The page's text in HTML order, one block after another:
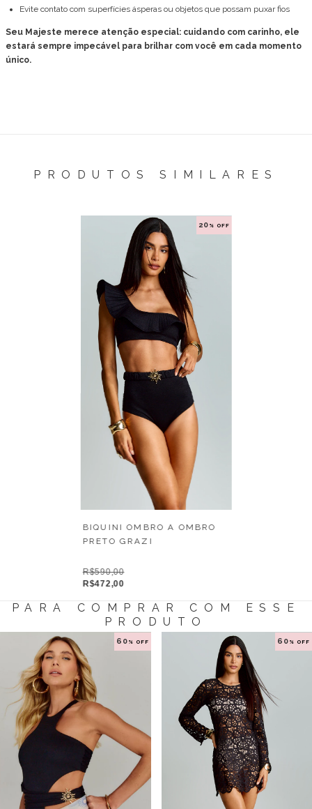
Evite contato com superfícies ásperas ou objetos que possam puxar fios
Seu Majeste merece atenção especial: cuidando com carinho, ele
estará sempre impecável para brilhar com você em cada momento
único.
PRODUTOS SIMILARES
20 % OFF
BIQUINI OMBRO A OMBRO
PRETO GRAZI
R$590,00
R$472,00
PARA COMPRAR COM ESSE
PRODUTO
60 % OFF 60 % OFF